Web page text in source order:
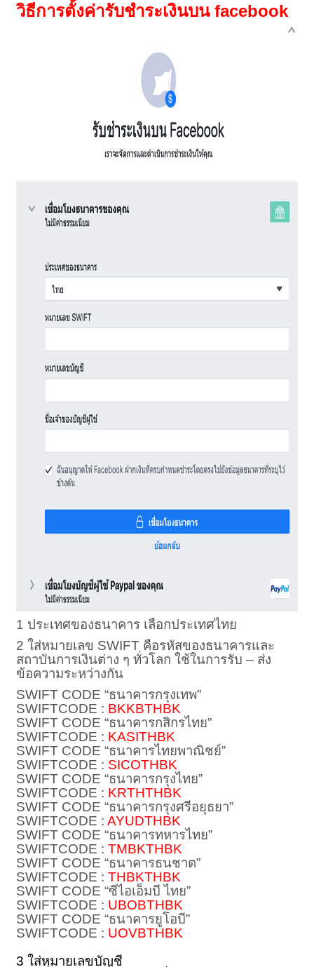
วิธีการตั้งค่ารับชำระเงินบน facebook
1 ประเทศของธนาคาร เลือกประเทศไทย
2 ใส่หมายเลข SWIFT คือรหัสของธนาคารและ
สถาบันการเงินต่าง ๆ ทั่วโลก ใช้ในการรับ – ส่ง
ข้อความระหว่างกัน
SWIFT CODE “ธนาคารกรุงเทพ”
SWIFTCODE : BKKBTHBK
SWIFT CODE “ธนาคารกสิกรไทย”
SWIFTCODE : KASITHBK
SWIFT CODE “ธนาคารไทยพาณิชย์”
SWIFTCODE : SICOTHBK
SWIFT CODE “ธนาคารกรุงไทย”
SWIFTCODE : KRTHTHBK
SWIFT CODE “ธนาคารกรุงศรีอยุธยา”
SWIFTCODE : AYUDTHBK
SWIFT CODE “ธนาคารทหารไทย”
SWIFTCODE : TMBKTHBK
SWIFT CODE “ธนาคารธนชาต”
SWIFTCODE : THBKTHBK
SWIFT CODE “ซีไอเอ็มบี ไทย”
SWIFTCODE : UBOBTHBK
SWIFT CODE “ธนาคารยูโอบี”
SWIFTCODE : UOVBTHBK
3 ใส่หมายเลขบัญชี